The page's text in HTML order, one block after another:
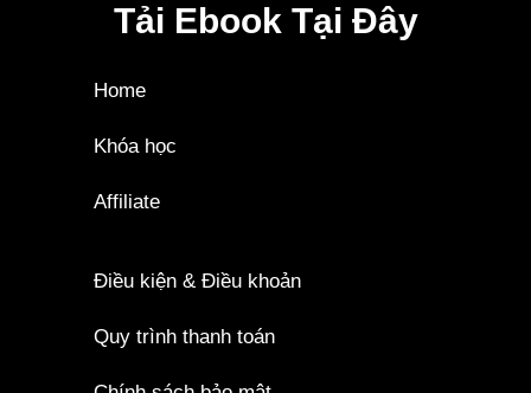
Tải Ebook Tại Đây
Home
Khóa học
Affiliate
Điều kiện & Điều khoản
Quy trình thanh toán